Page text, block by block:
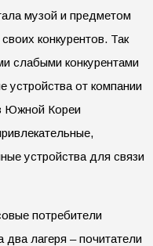
музой и предметом
конкурентов. Так
слабыми конкурентами
устройства от компании
Южной Кореи
устройства для связи
потребители
лагеря – почитатели